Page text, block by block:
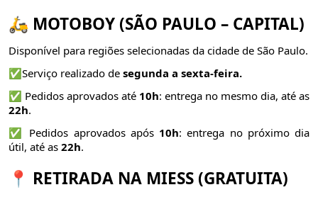
🛵 MOTOBOY (SÃO PAULO – CAPITAL)
Disponível para regiões selecionadas da cidade de São Paulo.
✅Serviço realizado de segunda a sexta-feira.
✅ Pedidos aprovados até 10h: entrega no mesmo dia, até as
22h.
✅ Pedidos aprovados após 10h: entrega no próximo dia
útil, até as 22h.
📍 RETIRADA NA MIESS (GRATUITA)